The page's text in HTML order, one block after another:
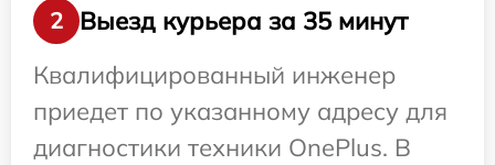
2
Выезд курьера за 35 минут
Квалифицированный инженер
приедет по указанному адресу для
диагностики техники OnePlus. В